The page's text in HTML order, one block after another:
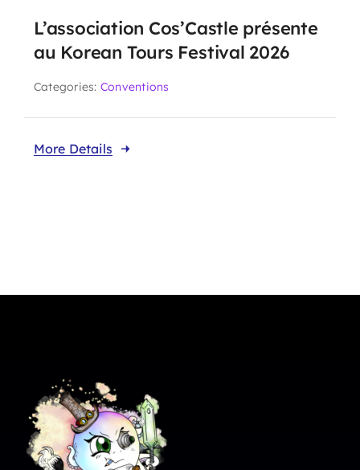
L’association Cos’Castle présente
au Korean Tours Festival 2026
Categories: Conventions
More Details